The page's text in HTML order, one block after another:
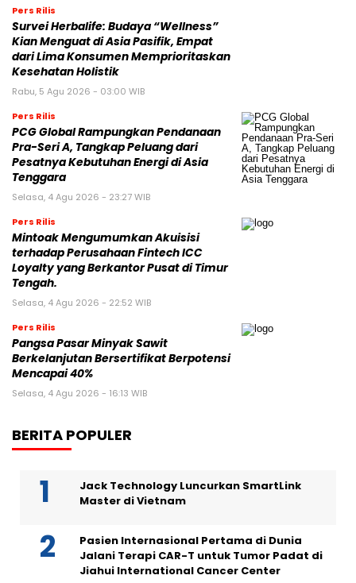
Pers Rilis
Survei Herbalife: Budaya “Wellness”
Kian Menguat di Asia Pasifik, Empat
dari Lima Konsumen Memprioritaskan
Kesehatan Holistik
Rabu, 5 Agu 2026 - 03:00 WIB
Pers Rilis
PCG Global Rampungkan Pendanaan
Pra-Seri A, Tangkap Peluang dari
Pesatnya Kebutuhan Energi di Asia
Tenggara
Selasa, 4 Agu 2026 - 23:27 WIB
Pers Rilis
Mintoak Mengumumkan Akuisisi
terhadap Perusahaan Fintech ICC
Loyalty yang Berkantor Pusat di Timur
Tengah.
Selasa, 4 Agu 2026 - 22:52 WIB
Pers Rilis
Pangsa Pasar Minyak Sawit
Berkelanjutan Bersertifikat Berpotensi
Mencapai 40%
Selasa, 4 Agu 2026 - 16:13 WIB
BERITA POPULER
Jack Technology Luncurkan SmartLink
Master di Vietnam
Pasien Internasional Pertama di Dunia
Jalani Terapi CAR-T untuk Tumor Padat di
Jiahui International Cancer Center